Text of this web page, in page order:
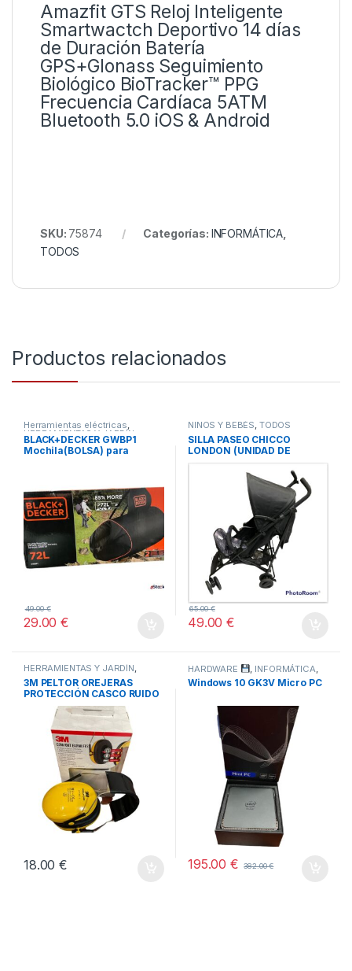
Amazfit GTS Reloj Inteligente
Smartwactch Deportivo 14 días
de Duración Batería
GPS+Glonass Seguimiento
Biológico BioTracker™ PPG
Frecuencia Cardíaca 5ATM
Bluetooth 5.0 iOS & Android
SKU: 75874 Categorías: INFORMÁTICA,
TODOS
Productos relacionados
Herramientas eléctricas,
HERRAMIENTAS Y JARDÍN,
TODOS
BLACK+DECKER GWBP1
Mochila(BOLSA) para
29.00€
49.00€
NIÑOS Y BEBÉS, TODOS
SILLA PASEO CHICCO
LONDON (UNIDAD DE
EXPOSICION – SIN
EMBALAJE ORIGINAL)
49.00€
65.00€
HERRAMIENTAS Y JARDÍN,
TODOS
3M PELTOR OREJERAS
PROTECCIÓN CASCO RUIDO
-AMARILLO
18.00€
HARDWARE , INFORMÁTICA,
TODOS
Windows 10 GK3V Micro PC
195.00€ 382.00€